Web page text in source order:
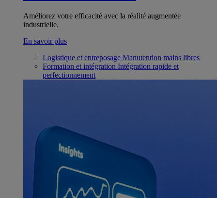
Améliorez votre efficacité avec la réalité augmentée
industrielle.
En savoir plus
Logistique et entreposage Manutention mains libres
Formation et intégration Intégration rapide et
perfectionnement